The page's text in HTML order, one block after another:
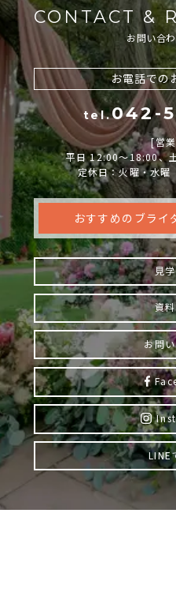
CONTACT &
お問い合
お電話での
tel.042-
[営
平日 12:00～18:00、
定休日：火曜・水曜
おすすめのブライ
見
資
お問
LINE